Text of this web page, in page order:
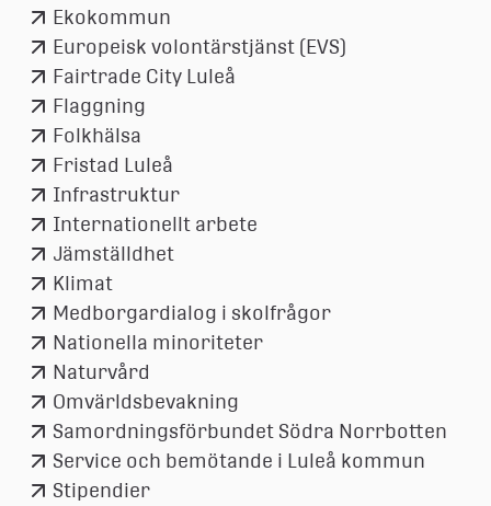
Ekokommun
Europeisk volontärstjänst (EVS)
Fairtrade City Luleå
Flaggning
Folkhälsa
Fristad Luleå
Infrastruktur
Internationellt arbete
Jämställdhet
Klimat
Medborgardialog i skolfrågor
Nationella minoriteter
Naturvård
Omvärldsbevakning
Samordningsförbundet Södra Norrbotten
Service och bemötande i Luleå kommun
Stipendier